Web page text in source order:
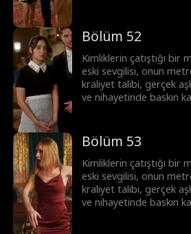
Bölüm 52
Kimliklerin çatıştığı bir
eski sevgilisi, onun
kraliyet talibi, gerçek
ve nihayetinde baskın
Bölüm 53
Kimliklerin çatıştığı bir
eski sevgilisi, onun
kraliyet talibi, gerçek
ve nihayetinde baskın